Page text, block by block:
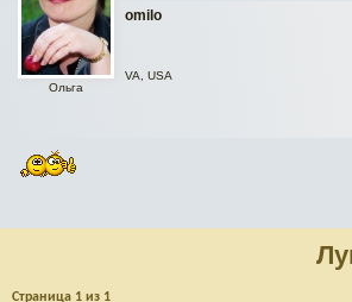
omilo
Ольга
VA, USA
Страница 1 из 1